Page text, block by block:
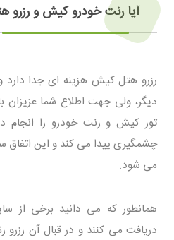
آیا رنت خودرو کیش و
رزرو هتل کیش هزینه ای جدا
دیگر، ولی جهت اطلاع شما عزیزان
تور کیش و رنت خودرو را انجام
چشمگیری پیدا می کند و این
می شود.
همانطور که می دانید برخی از
دریافت می کنند و در قبال آن